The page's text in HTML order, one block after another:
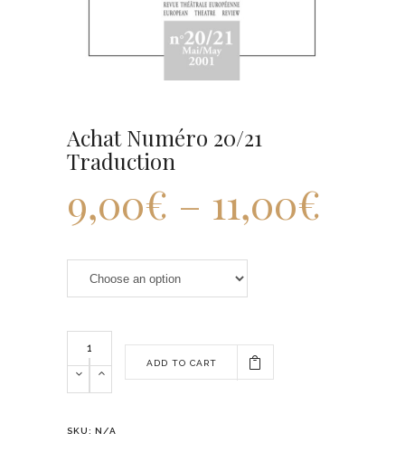
Achat Numéro 20/21
Traduction
9,00€ – 11,00€
ADD TO CART
SKU: N/A